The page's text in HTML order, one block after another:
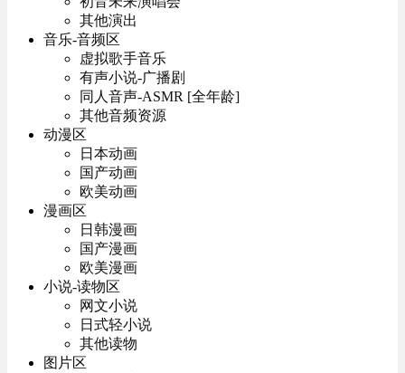
其他演出
音乐-音频区
虚拟歌手音乐
有声小说-广播剧
同人音声-ASMR [全年龄]
其他音频资源
动漫区
日本动画
国产动画
欧美动画
漫画区
日韩漫画
国产漫画
欧美漫画
小说-读物区
网文小说
日式轻小说
其他读物
图片区